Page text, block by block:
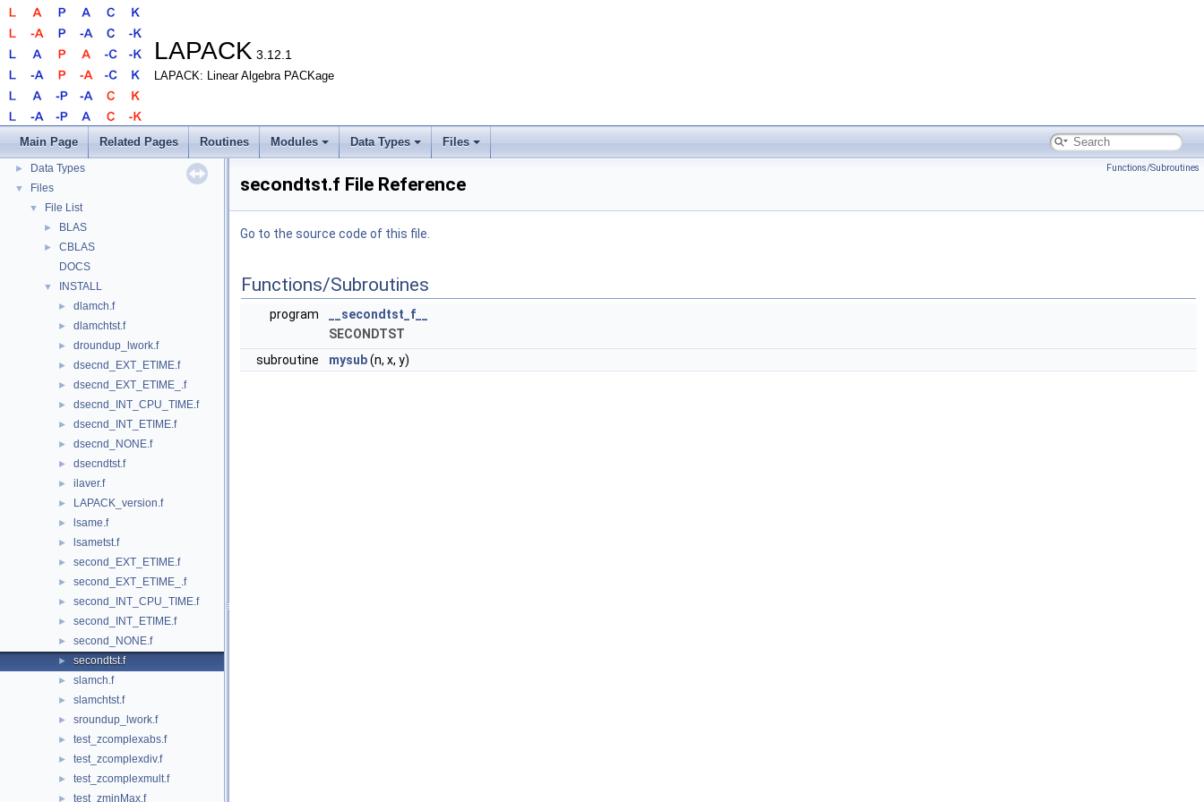
LAPACK 3.12.1
LAPACK: Linear Algebra PACKage
Main Page Related Pages Routines Modules Data Types Files
▼ LAPACK
LAPACK
► Routines
► Modules
► Data Types
▼ Files
▼ File List
► BLAS
►
CBLAS
DOCS
▼ INSTALL
► dlamch.f
► dlamchtst.f
► droundup_lwork.f
► dsecnd_EXT_ETIME.f
► dsecnd_EXT_ETIME_.f
► dsecnd_INT_CPU_TIME.f
► dsecnd_INT_ETIME.f
► dsecnd_NONE.f
► dsecndtst.f
► ilaver.f
► LAPACK_version.f
► lsame.f
► lsametst.f
► second_EXT_ETIME.f
► second_EXT_ETIME_.f
► second_INT_CPU_TIME.f
► second_INT_ETIME.f
► second_NONE.f
► secondtst.f
► slamch.f
► slamchtst.f
► sroundup_lwork.f
► test_zcomplexabs.f
► test_zcomplexdiv.f
► test_zcomplexmult.f
► test_zminMax.f
Functions/Subroutines
secondtst.f File Reference
Go to the source code of this file.
Functions/Subroutines
program
__secondtst_f__
SECONDTST
subroutine
mysub(n, x, y)